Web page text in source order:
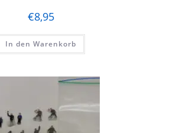
€8,95
In den Warenkorb